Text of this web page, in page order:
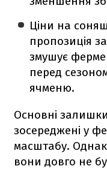
Ціни на
пропозиція
змушує
перед
ячменю.
Основні
зосереджені у
масштабу.
вони довго не